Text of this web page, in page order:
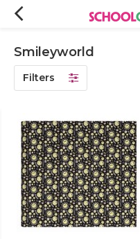
Smileyworld
Filters